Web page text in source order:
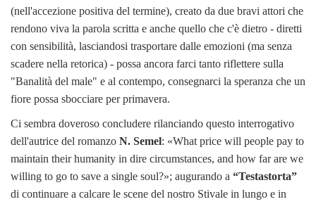
(nell'accezione positiva del termine), creato da due bravi attori che
rendono viva la parola scritta e anche quello che c'è dietro - diretti
con sensibilità, lasciandosi trasportare dalle emozioni (ma senza
scadere nella retorica) - possa ancora farci tanto riflettere sulla
"Banalità del male" e al contempo, consegnarci la speranza che un
fiore possa sbocciare per primavera.
Ci sembra doveroso concludere rilanciando questo interrogativo
dell'autrice del romanzo N. Semel: «What price will people pay to
maintain their humanity in dire circumstances, and how far are we
willing to go to save a single soul?»; augurando a “Testastorta”
di continuare a calcare le scene del nostro Stivale in lungo e in